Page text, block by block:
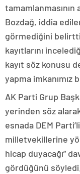
tamamlanmasının
Bozdağ, iddia
görmediğini belirtti.
kayıtlarını
kayıt söz konusu
yapma imkanımız
AK Parti Grup
yerinden söz
esnada DEM
milletvekillerine
hicap duyacağı”
gördüğünü